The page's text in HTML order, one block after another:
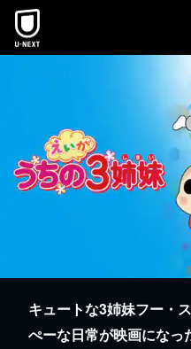
本文へスキップ
キュートな3姉妹フー・
ぺーな日常が映画になっ